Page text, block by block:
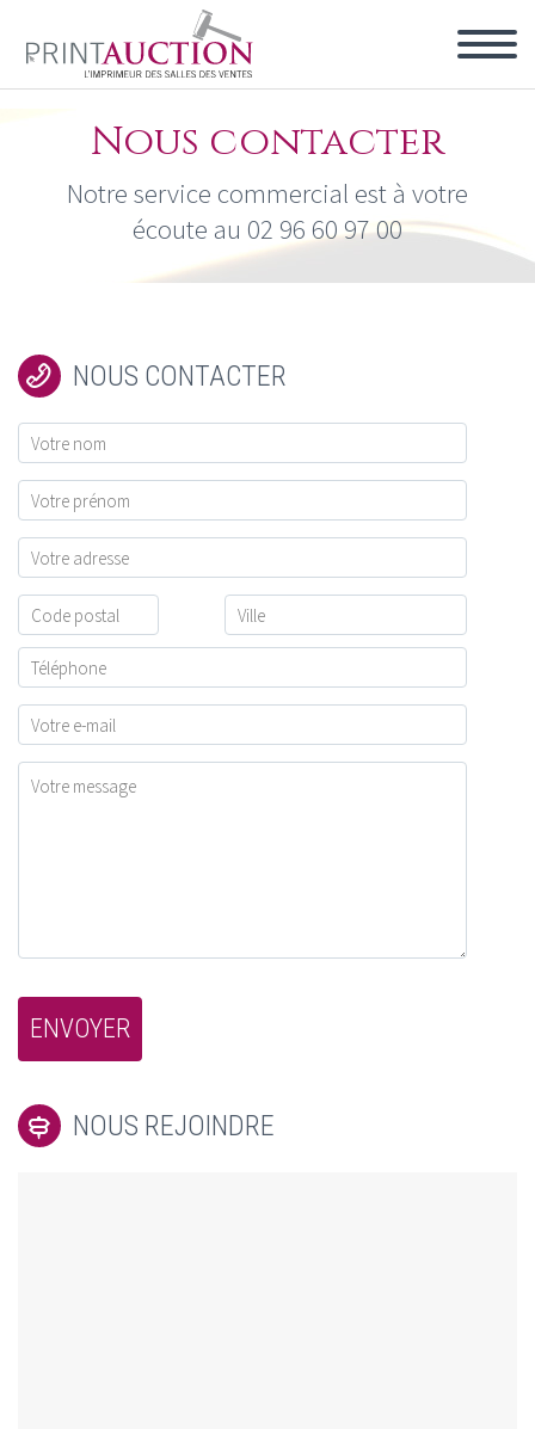
Nous contacter
Notre service commercial est à votre
écoute au 02 96 60 97 00

 NOUS CONTACTER

 NOUS REJOINDRE